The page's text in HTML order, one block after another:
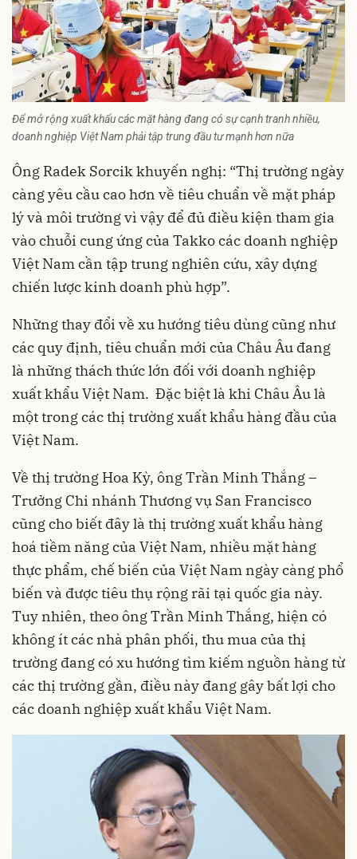
Để mở rộng xuất khẩu các mặt hàng đang có sự cạnh tranh nhiều,
doanh nghiệp Việt Nam phải tập trung đầu tư mạnh hơn nữa
Ông Radek Sorcik khuyến nghị: “Thị trường ngày
càng yêu cầu cao hơn về tiêu chuẩn về mặt pháp
lý và môi trường vì vậy để đủ điều kiện tham gia
vào chuỗi cung ứng của Takko các doanh nghiệp
Việt Nam cần tập trung nghiên cứu, xây dựng
chiến lược kinh doanh phù hợp”.
Những thay đổi về xu hướng tiêu dùng cũng như
các quy định, tiêu chuẩn mới của Châu Âu đang
là những thách thức lớn đối với doanh nghiệp
xuất khẩu Việt Nam. Đặc biệt là khi Châu Âu là
một trong các thị trường xuất khẩu hàng đầu của
Việt Nam.
Về thị trường Hoa Kỳ, ông Trần Minh Thắng –
Trưởng Chi nhánh Thương vụ San Francisco
cũng cho biết đây là thị trường xuất khẩu hàng
hoá tiềm năng của Việt Nam, nhiều mặt hàng
thực phẩm, chế biến của Việt Nam ngày càng phổ
biến và được tiêu thụ rộng rãi tại quốc gia này.
Tuy nhiên, theo ông Trần Minh Thắng, hiện có
không ít các nhà phân phối, thu mua của thị
trường đang có xu hướng tìm kiếm nguồn hàng từ
các thị trường gần, điều này đang gây bất lợi cho
các doanh nghiệp xuất khẩu Việt Nam.